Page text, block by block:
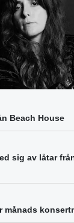
Beach House
sig av låtar
månads